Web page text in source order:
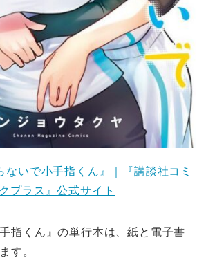
ないで小手指くん』｜『講談社コミ
プラス』公式サイト
指くん』の単行本は、紙と電子書
す。